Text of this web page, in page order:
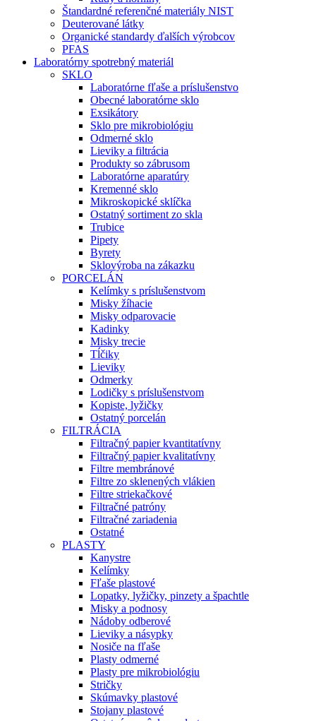
Štandardné referenčné materiály NIST
Deuterované látky
Organické standardy ďalších výrobcov
PFAS
Laboratórny spotrebný materiál
SKLO
Laboratórne fľaše a príslušenstvo
Obecné laboratórne sklo
Exsikátory
Sklo pre mikrobiológiu
Odmerné sklo
Lieviky a filtrácia
Produkty so zábrusom
Laboratórne aparatúry
Kremenné sklo
Mikroskopické sklíčka
Ostatný sortiment zo skla
Trubice
Pipety
Byrety
Sklovýroba na zákazku
PORCELÁN
Kelímky s príslušenstvom
Misky žíhacie
Misky odparovacie
Kadinky
Misky trecie
Tĺčiky
Lieviky
Odmerky
Lodičky s príslušenstvom
Kopiste, lyžičky
Ostatný porcelán
FILTRÁCIA
Filtračný papier kvantitatívny
Filtračný papier kvalitatívny
Filtre membránové
Filtre zo sklenených vlákien
Filtre striekačkové
Filtračné patróny
Filtračné zariadenia
Ostatné
PLASTY
Kanystre
Kelímky
Fľaše plastové
Lopatky, lyžičky, pinzety a špachtle
Misky a podnosy
Nádoby odberové
Lieviky a násypky
Nosiče na fľaše
Plasty odmerné
Plasty pre mikrobiológiu
Stričky
Skúmavky plastové
Stojany plastové